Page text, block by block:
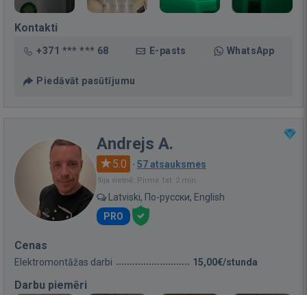
Kontakti
+371 *** *** 68 E-pasts WhatsApp
Piedāvāt pasūtījumu
Andrejs A.
5.0 · 57 atsauksmes
Bija vietnē: Pirms 1st. 2 min.
Latviski, По-русски, English
PRO
Cenas
Elektromontāžas darbi 15,00€/stunda
Darbu piemēri